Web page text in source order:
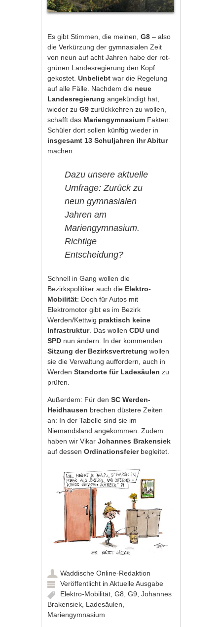
Es gibt Stimmen, die meinen,G8 – also
die Verkürzung der gymnasialen Zeit
von neun auf acht Jahren habe der rot-
grünen Landesregierung den Kopf
gekostet.Unbeliebt war die Regelung
auf alle Fälle. Nachdem die neue
Landesregierung angekündigt hat,
wieder zuG9 zurückkehren zu wollen,
schafft das Mariengymnasium Fakten:
Schüler dort sollen künftig wieder in
insgesamt 13 Schuljahren ihr Abitur
machen.
Dazu unsere aktuelle
Umfrage: Zurück zu
neun gymnasialen
Jahren am
Mariengymnasium.
Richtige
Entscheidung?
Schnell in Gang wollen die
Bezirkspolitiker auch die Elektro-
Mobilität: Doch für Autos mit
Elektromotor gibt es im Bezirk
Werden/Kettwig praktisch keine
Infrastruktur. Das wollenCDU und
SPD nun ändern: In der kommenden
Sitzung der Bezirksvertretung wollen
sie die Verwaltung auffordern, auch in
WerdenStandorte für Ladesäulen zu
prüfen.
Außerdem: Für denSC Werden-
Heidhausen brechen düstere Zeiten
an: In der Tabelle sind sie im
Niemandsland angekommen. Zudem
haben wir VikarJohannes Brakensiek
auf dessenOrdinationsfeierbegleitet.
Waddische Online-Redaktion
Veröffentlicht inAktuelle Ausgabe
Elektro-Mobilität ,G8 ,G9 ,Johannes
Brakensiek Ladesäulen
Mariengymnasium